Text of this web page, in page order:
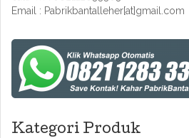
Email : Pabrikbantalleher[at]gmail.com
Kategori Produk